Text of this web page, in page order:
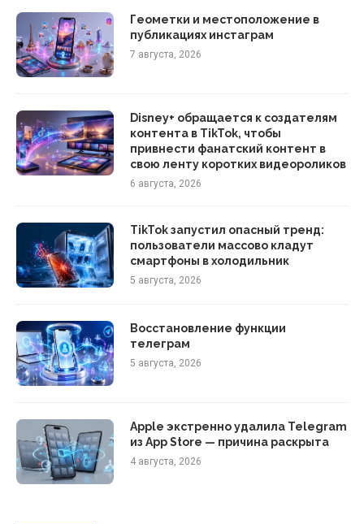
Геометки и местоположение в
публикациях инстаграм
7 августа, 2026
Disney+ обращается к создателям
контента в TikTok, чтобы
привнести фанатский контент в
свою ленту коротких видеороликов
6 августа, 2026
TikTok запустил опасный тренд:
пользователи массово кладут
смартфоны в холодильник
5 августа, 2026
Восстановление функции
телеграм
5 августа, 2026
Apple экстренно удалила Telegram
из App Store — причина раскрыта
4 августа, 2026